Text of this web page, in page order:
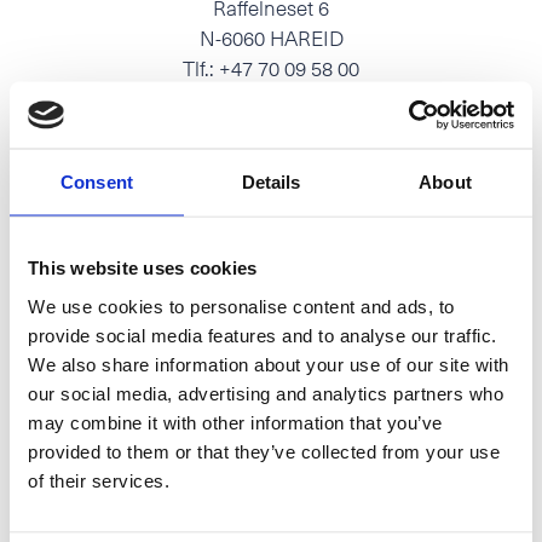
Consent Details About
This website uses cookies
We use cookies to personalise content and ads, to
provide social media features and to analyse our traffic.
We also share information about your use of our site with
our social media, advertising and analytics partners who
may combine it with other information that you’ve
provided to them or that they’ve collected from your use
of their services.
Raffelneset 6
N-6060 HAREID
Tlf.: +47 70 09 58 00
O.A.Devoldvegen 2
N-6030 Langevåg
Tlf.:+47 70 19 83 00
E-post:firmapost@hmelektro.no